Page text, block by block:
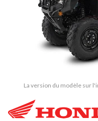
La version du modèle sur